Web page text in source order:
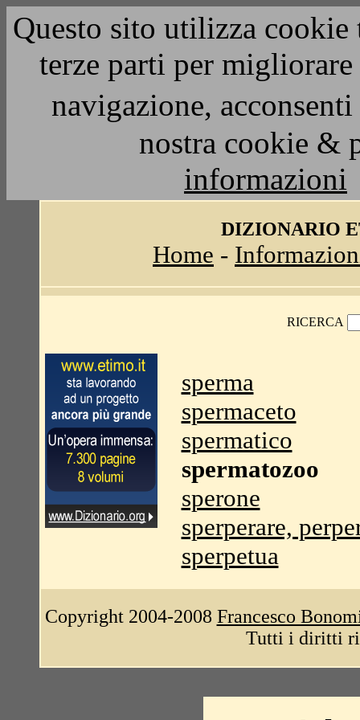
Questo sito utilizza
terze parti per
navigazione,
nostra cookie &
informazioni
DIZIONARIO
Home -
RICERCA
sperma
spermaceto
spermatico
spermatozoo
sperone
sperperare,
sperpetua
Copyright 2004-2008 Francesco
Tutti i diritti